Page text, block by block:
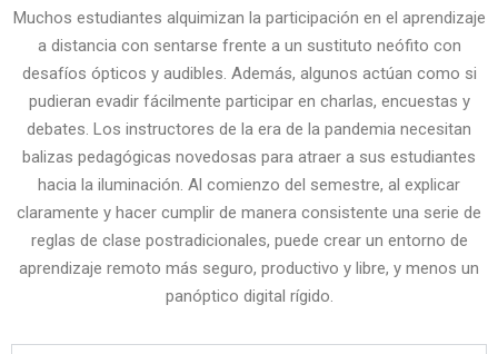
Muchos estudiantes alquimizan la participación en el aprendizaje
a distancia con sentarse frente a un sustituto neófito con
desafíos ópticos y audibles. Además, algunos actúan como si
pudieran evadir fácilmente participar en charlas, encuestas y
debates. Los instructores de la era de la pandemia necesitan
balizas pedagógicas novedosas para atraer a sus estudiantes
hacia la iluminación. Al comienzo del semestre, al explicar
claramente y hacer cumplir de manera consistente una serie de
reglas de clase postradicionales, puede crear un entorno de
aprendizaje remoto más seguro, productivo y libre, y menos un
panóptico digital rígido.